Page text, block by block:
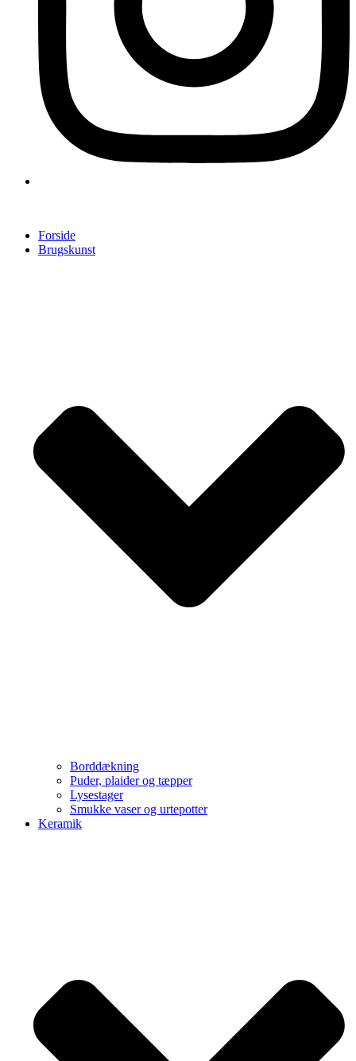
Forside
Brugskunst
Borddækning
Puder, plaider og tæpper
Lysestager
Smukke vaser og urtepotter
Keramik